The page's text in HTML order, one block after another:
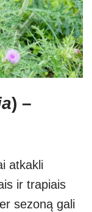
) –
atkakli
ir trapiais
sezoną gali